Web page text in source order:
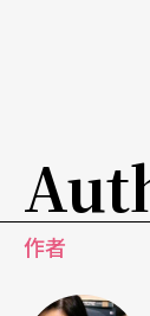
格拉斯的器
交響曲》等
內樂團專門
作者